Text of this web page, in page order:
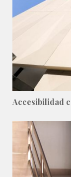
Accesibilidad